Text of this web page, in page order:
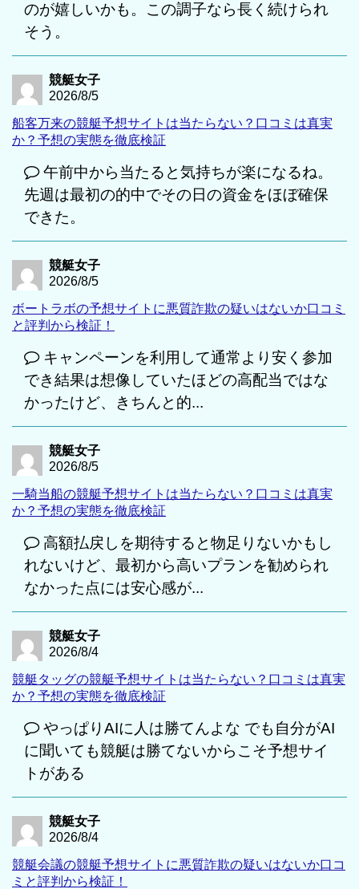
のが嬉しいかも。この調子なら長く続けられ
そう。
競艇女子
2026/8/5
船客万来の競艇予想サイトは当たらない？口コミは真実
か？予想の実態を徹底検証
午前中から当たると気持ちが楽になるね。
先週は最初の的中でその日の資金をほぼ確保
できた。
競艇女子
2026/8/5
ボートラボの予想サイトに悪質詐欺の疑いはないか口コミ
と評判から検証！
キャンペーンを利用して通常より安く参加
でき結果は想像していたほどの高配当ではな
かったけど、きちんと的...
競艇女子
2026/8/5
一騎当船の競艇予想サイトは当たらない？口コミは真実
か？予想の実態を徹底検証
高額払戻しを期待すると物足りないかもし
れないけど、最初から高いプランを勧められ
なかった点には安心感が...
競艇女子
2026/8/4
競艇タッグの競艇予想サイトは当たらない？口コミは真実
か？予想の実態を徹底検証
やっぱりAIに人は勝てんよな でも自分がAI
に聞いても競艇は勝てないからこそ予想サイ
トがある
競艇女子
2026/8/4
競艇会議の競艇予想サイトに悪質詐欺の疑いはないか口コ
ミと評判から検証！